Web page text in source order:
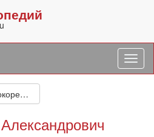
Кокорев Виктор Александрович